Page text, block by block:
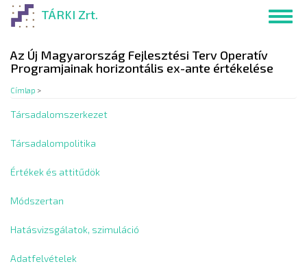
Ugrás
TÁRKI Zrt.
Az Új Magyarország Fejlesztési Terv Operatív
Programjainak horizontális ex-ante értékelése
Címlap >
Társadalomszerkezet
Társadalompolitika
Értékek és attitűdök
Módszertan
Hatásvizsgálatok, szimuláció
Adatfelvételek